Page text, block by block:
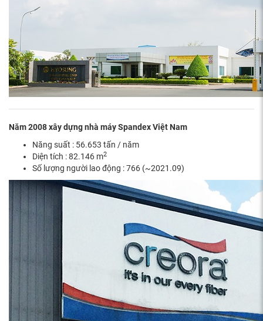
Năm 2008 xây dựng nhà máy Spandex Việt Nam
Năng suất : 56.653 tấn / năm
Diện tích : 82.146 m2
Số lượng người lao động : 766 (~2021.09)